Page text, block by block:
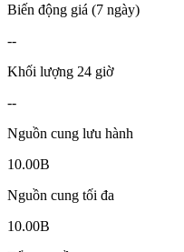
Biến động giá (7 ngày)
--
Khối lượng 24 giờ
--
Nguồn cung lưu hành
10.00B
Nguồn cung tối đa
10.00B